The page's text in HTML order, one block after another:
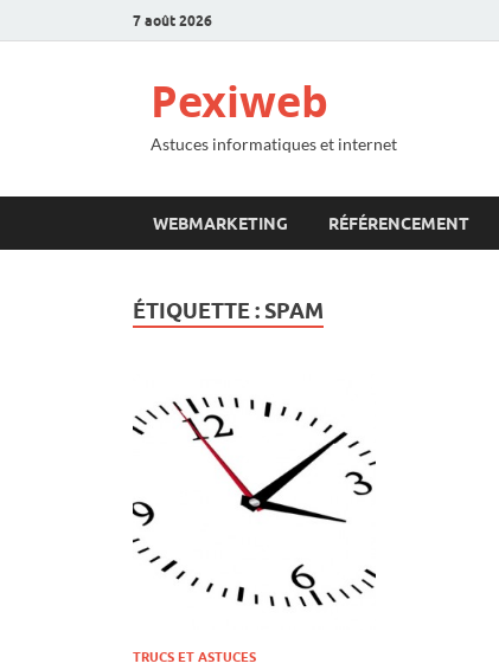
7 août 2026
Pexiweb
Astuces informatiques et internet
WEBMARKETING RÉFÉRENCEMENT
ÉTIQUETTE : SPAM
TRUCS ET ASTUCES